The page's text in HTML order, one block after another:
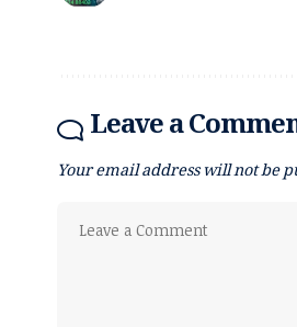
Leave a
Your email address will not be